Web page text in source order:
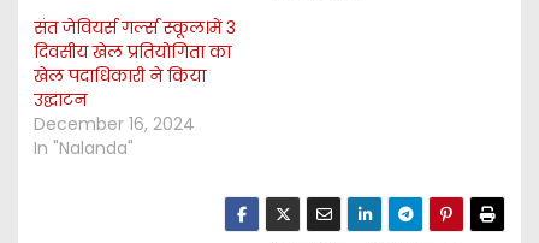
संत जेवियर्स गर्ल्स स्कूल।में 3
दिवसीय खेल प्रतियोगिता का
खेल पदाधिकारी ने किया
उद्घाटन
December 16, 2024
In "Nalanda"